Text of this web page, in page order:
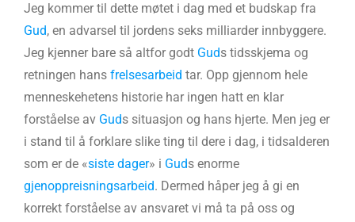
Jeg kommer til dette møtet i dag med et budskap fra
Gud, en advarsel til jordens seks milliarder innbyggere.
Jeg kjenner bare så altfor godt Guds tidsskjema og
retningen hans frelsesarbeid tar. Opp gjennom hele
menneskehetens historie har ingen hatt en klar
forståelse av Guds situasjon og hans hjerte. Men jeg er
i stand til å forklare slike ting til dere i dag, i tidsalderen
som er de «siste dager» i Guds enorme
gjenoppreisningsarbeid. Dermed håper jeg å gi en
korrekt forståelse av ansvaret vi må ta på oss og